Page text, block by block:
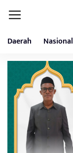
Daerah Nasional